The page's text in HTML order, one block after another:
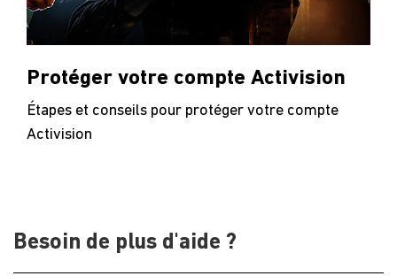
Protéger votre compte Activision
Étapes et conseils pour protéger votre compte
Activision
Besoin de plus d'aide ?